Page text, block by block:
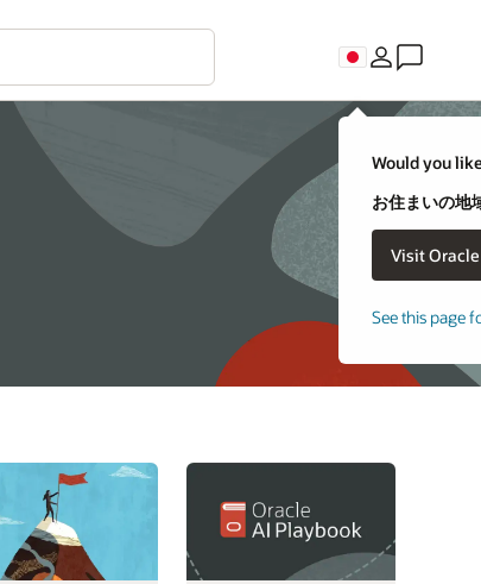
Would you
お住まいの地
See this page